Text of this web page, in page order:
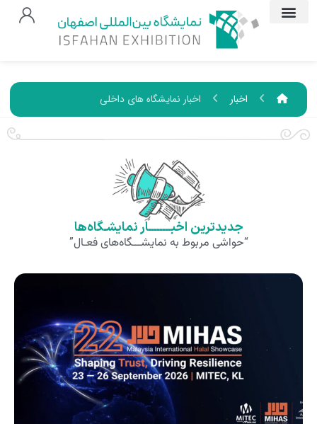
اخبار اخبار نمایشگاه های داخلی
جدیدترین اخبــــــــار نمایشـگاه‌ها
“حواشی مربوط به نمایشـــگاه‌های فعـال”